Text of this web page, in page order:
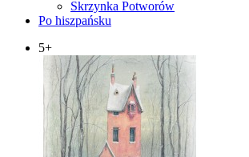
Skrzynka Potworów
Po hiszpańsku
5+